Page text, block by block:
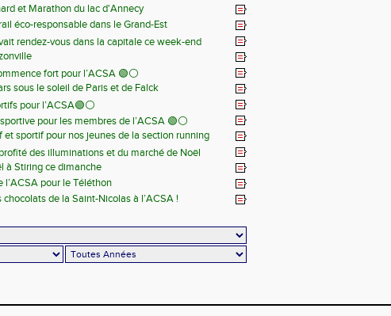
et Marathon du lac d'Annecy
éco-responsable dans le Grand-Est
rendez-vous dans la capitale ce week-end
fort pour l’ACSA 🟢⚪️
sous le soleil de Paris et de Falck
pour l’ACSA🟢⚪️
pour les membres de l’ACSA 🟢⚪️
et sportif pour nos jeunes de la section running
des illuminations et du marché de Noël
à Stiring ce dimanche
l’ACSA pour le Téléthon
de la Saint-Nicolas à l’ACSA !